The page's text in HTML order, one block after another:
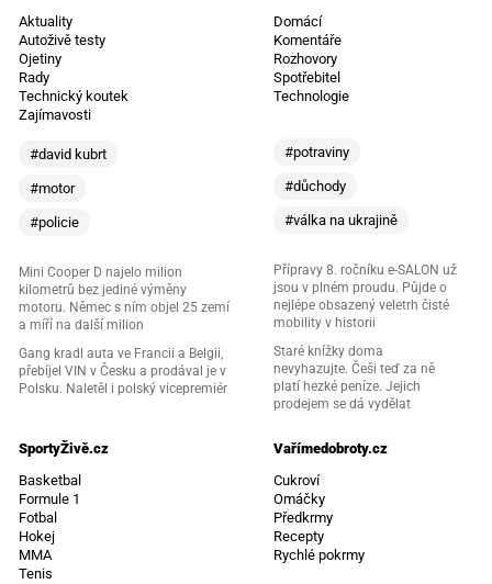
Aktuality
Autoživě testy
Ojetiny
Rady
Technický koutek
Zajímavosti
#david kubrt
#motor
#policie
Mini Cooper D najelo milion
kilometrů bez jediné výměny
motoru. Němec s ním objel 25 zemí
a míří na další milion
Gang kradl auta ve Francii a Belgii,
přebíjel VIN v Česku a prodával je v
Polsku. Naletěl i polský vicepremiér
Domácí
Komentáře
Rozhovory
Spotřebitel
Technologie
#potraviny
#důchody
#válka na ukrajině
Přípravy 8. ročníku e-SALON už
jsou v plném proudu. Půjde o
nejlépe obsazený veletrh čisté
mobility v historii
Staré knížky doma
nevyhazujte. Češi teď za ně
platí hezké peníze. Jejich
prodejem se dá vydělat
SportyŽivě.cz
Basketbal
Formule 1
Fotbal
Hokej
MMA
Tenis
Vařímedobroty.cz
Cukroví
Omáčky
Předkrmy
Recepty
Rychlé pokrmy